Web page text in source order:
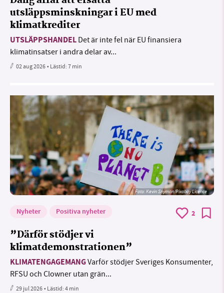
utsläppsminskningar i EU med
klimatkrediter
UTSLÄPPSHANDEL Det är inte fel när EU finansiera
klimatinsatser i andra delar av...
02 aug 2026• Lästid:7 min
Foto:Kevin Snyman/Pixabay Licence
Nyheter Positiva nyheter 2
”Därför stödjer vi
klimatdemonstrationen”
KLIMATENGAGEMANGVarför stödjer Sveriges Konsumenter,
RFSU och Clowner utan grän...
29 jul 2026• Lästid:4 min